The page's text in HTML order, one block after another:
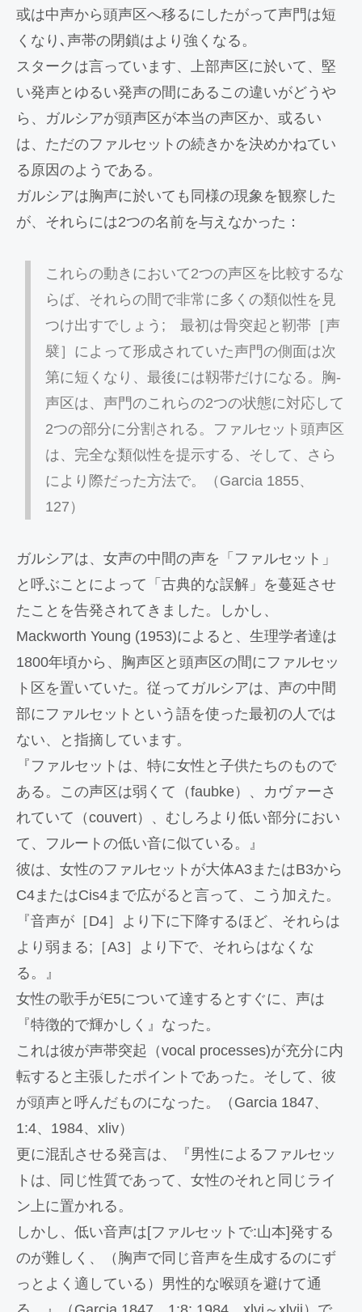
或は中声から頭声区へ移るにしたがって声門は短
くなり､声帯の閉鎖はより強くなる。
スタークは言っています、上部声区に於いて、堅
い発声とゆるい発声の間にあるこの違いがどうや
ら、ガルシアが頭声区が本当の声区か、或るい
は、ただのファルセットの続きかを決めかねてい
る原因のようである。
ガルシアは胸声に於いても同様の現象を観察した
が、それらには2つの名前を与えなかった：
これらの動きにおいて2つの声区を比較するな
らば、それらの間で非常に多くの類似性を見
つけ出すでしょう; 最初は骨突起と靭帯［声
襞］によって形成されていた声門の側面は次
第に短くなり、最後には靱帯だけになる。胸-
声区は、声門のこれらの2つの状態に対応して
2つの部分に分割される。ファルセット頭声区
は、完全な類似性を提示する、そして、さら
により際だった方法で。（Garcia 1855、
127）
ガルシアは、女声の中間の声を「ファルセット」
と呼ぶことによって「古典的な誤解」を蔓延させ
たことを告発されてきました。しかし、
Mackworth Young (1953)によると、生理学者達は
1800年頃から、胸声区と頭声区の間にファルセッ
ト区を置いていた。従ってガルシアは、声の中間
部にファルセットという語を使った最初の人では
ない、と指摘しています。
『ファルセットは、特に女性と子供たちのもので
ある。この声区は弱くて（faubke）、カヴァーさ
れていて（couvert）、むしろより低い部分におい
て、フルートの低い音に似ている。』
彼は、女性のファルセットが大体A3またはB3から
C4またはCis4まで広がると言って、こう加えた。
『音声が［D4］より下に下降するほど、それらは
より弱まる;［A3］より下で、それらはなくな
る。』
女性の歌手がE5について達するとすぐに、声は
『特徴的で輝かしく』なった。
これは彼が声帯突起（vocal processes)が充分に内
転すると主張したポイントであった。そして、彼
が頭声と呼んだものになった。（Garcia 1847、
1:4、1984、xliv）
更に混乱させる発言は、『男性によるファルセッ
トは、同じ性質であって、女性のそれと同じライ
ン上に置かれる。
しかし、低い音声は[ファルセットで:山本]発する
のが難しく、（胸声で同じ音声を生成するのにず
っとよく適している）男性的な喉頭を避けて通